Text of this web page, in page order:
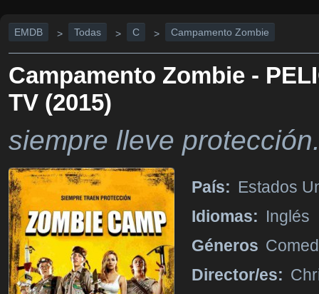
EMDB > Todas > C > Campamento Zombie
Campamento Zombie -
TV (2015)
siempre lleve
País: Estados
Idiomas: Inglés
Géneros
Director/es: